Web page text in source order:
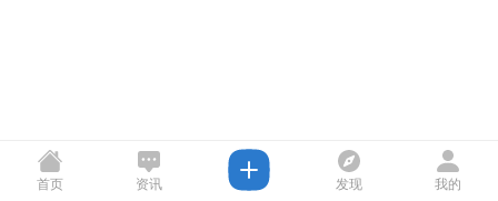
首页 资讯 发现 我的